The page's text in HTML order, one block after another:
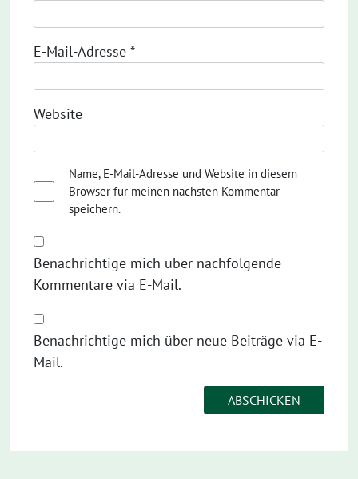
E-Mail-Adresse *
Website
Name, E-Mail-Adresse und Website in diesem
Browser für meinen nächsten Kommentar
speichern.
Benachrichtige mich über nachfolgende
Kommentare via E-Mail.
Benachrichtige mich über neue Beiträge via E-
Mail.